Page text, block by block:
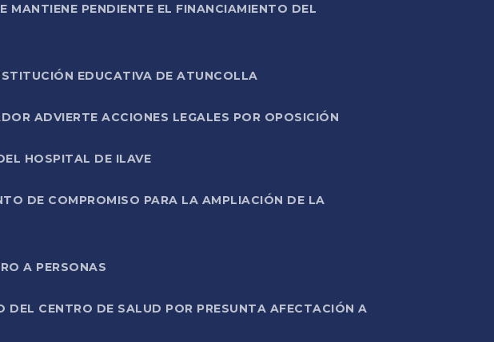
MANTIENE PENDIENTE EL FINANCIAMIENTO DEL
EDUCATIVA DE ATUNCOLLA
ADVIERTE ACCIONES LEGALES POR OPOSICIÓN
HOSPITAL DE ILAVE
DE COMPROMISO PARA LA AMPLIACIÓN DE LA
A PERSONAS
CENTRO DE SALUD POR PRESUNTA AFECTACIÓN A